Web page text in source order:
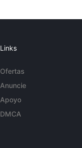
Links
Ofertas
Anuncie
Apoyo
DMCA